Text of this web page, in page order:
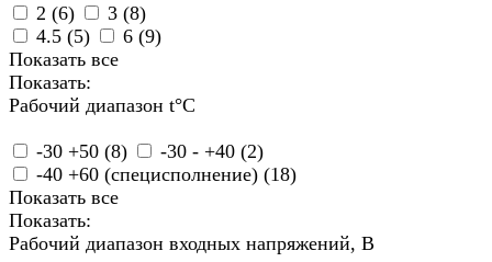
2 (6) 3 (8)
4.5 (5) 6 (9)
Показать все
Показать:
Рабочий диапазон t°С
-30 +50 (8) -30 - +40 (2)
-40 +60 (специсполнение) (18)
Показать все
Показать:
Рабочий диапазон входных напряжений, В